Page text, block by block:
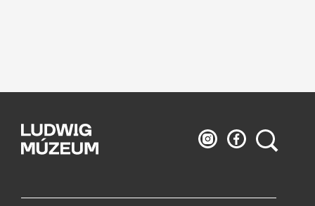
Ludwig
Múzeum
Ludwig
Múzeum
Keresés